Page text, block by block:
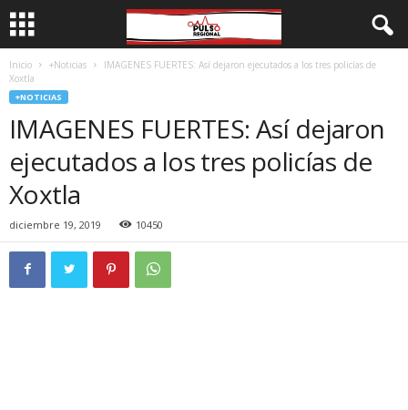
Inicio +Noticias
IMAGENES FUERTES: Así dejaron ejecutados a los tres policías de
Xoxtla
+NOTICIAS
IMAGENES FUERTES: Así dejaron
ejecutados a los tres policías de
Xoxtla
diciembre 19, 2019 10450